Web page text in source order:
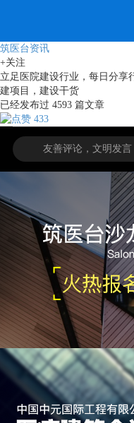
筑医台资讯
+关注
立足医院建设行业，每日分享
建项目，建设干货
已经发布过 4593 篇文章
433